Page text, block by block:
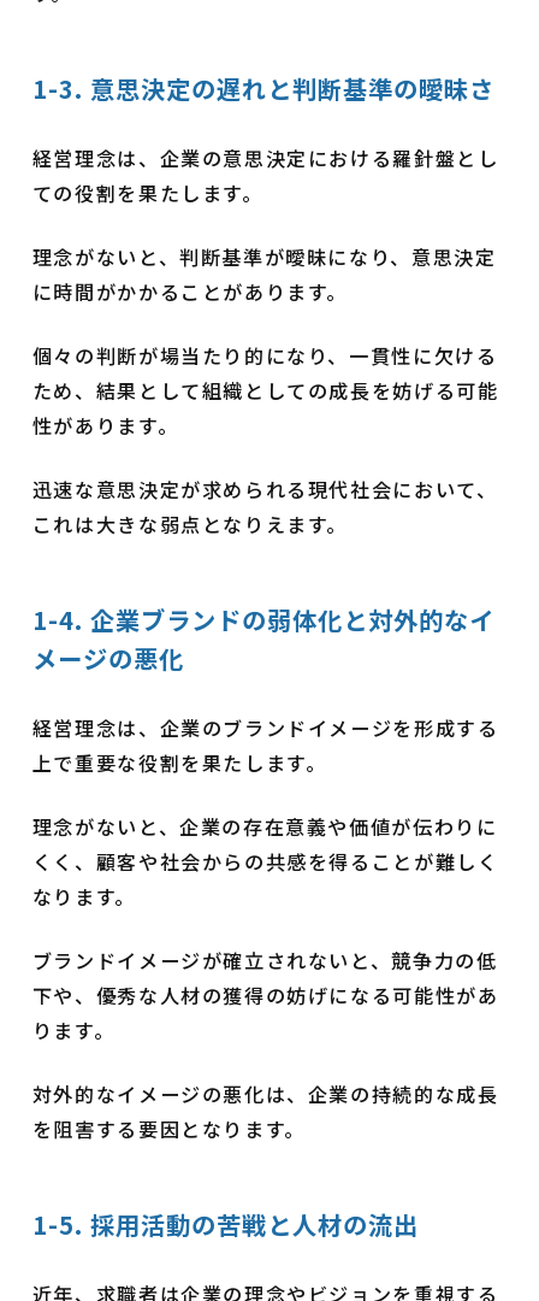
1-3. 意思決定の遅れと判断基準の曖昧さ
経営理念は、企業の意思決定における羅針盤とし
ての役割を果たします。
理念がないと、判断基準が曖昧になり、意思決定
に時間がかかることがあります。
個々の判断が場当たり的になり、一貫性に欠ける
ため、結果として組織としての成長を妨げる可能
性があります。
迅速な意思決定が求められる現代社会において、
これは大きな弱点となりえます。
1-4. 企業ブランドの弱体化と対外的なイ
メージの悪化
経営理念は、企業のブランドイメージを形成する
上で重要な役割を果たします。
理念がないと、企業の存在意義や価値が伝わりに
くく、顧客や社会からの共感を得ることが難しく
なります。
ブランドイメージが確立されないと、競争力の低
下や、優秀な人材の獲得の妨げになる可能性があ
ります。
対外的なイメージの悪化は、企業の持続的な成長
を阻害する要因となります。
1-5. 採用活動の苦戦と人材の流出
近年、求職者は企業の理念やビジョンを重視する